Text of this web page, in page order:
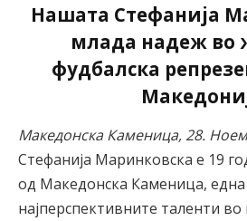
Нашата Стефанија
млада надеж во
фудбалска
Македонска Каменица, 28.
Стефанија Маринковска е 19
од Македонска Каменица,
најперспективните таленти